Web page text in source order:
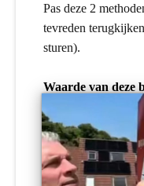
Pas deze 2
tevreden
sturen).
Waarde van deze